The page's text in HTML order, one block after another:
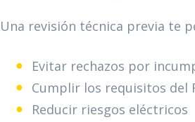
Una revisión técnica previa te
Evitar rechazos por
Cumplir los requisitos del
Reducir riesgos eléctricos